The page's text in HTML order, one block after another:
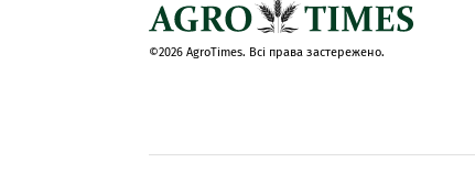
©2026 AgroTimes. Всі права застережено.